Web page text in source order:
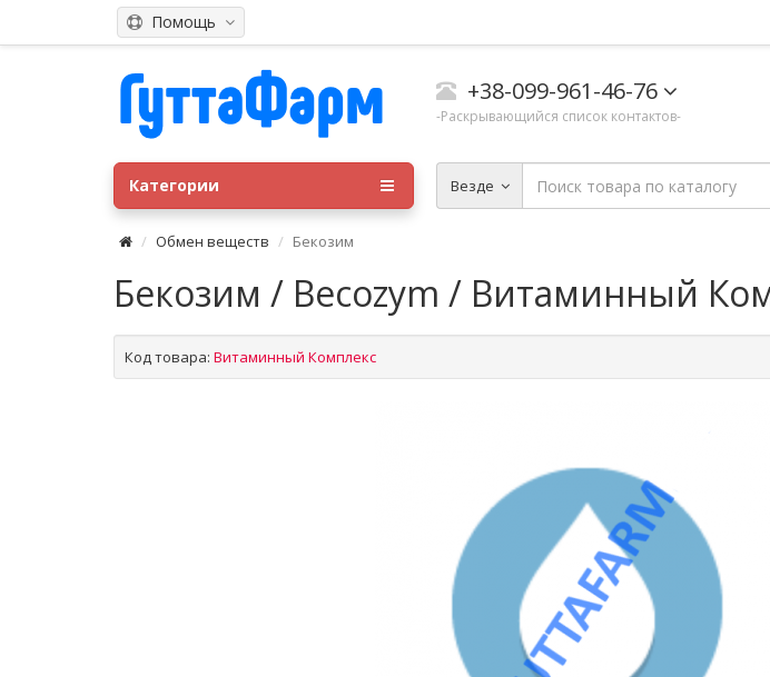
Помощь
+38-099-961-46-76
-Раскрывающийся список контактов-
Везде
Категории
Обмен веществ Бекозим
Бекозим / Becozym / Витаминный
Код товара: Витаминный Комплекс